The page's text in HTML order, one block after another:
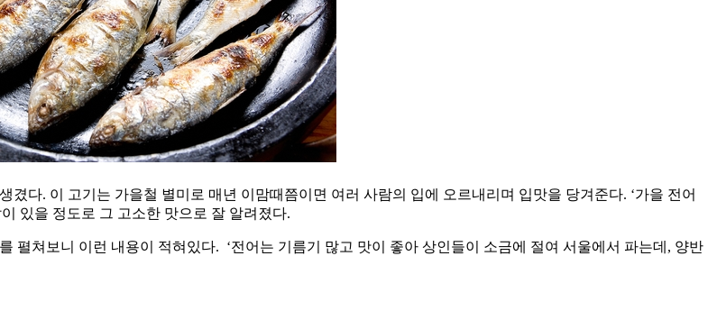
다. 이 고기는 가을철 별미로 매년 이맘때쯤이면 여러 사람의 입에 오르내리며 입맛을 당겨준다. ‘가을 전어
있을 정도로 그 고소한 맛으로 잘 알려졌다.
펼쳐보니 이런 내용이 적혀있다. ‘전어는 기름기 많고 맛이 좋아 상인들이 소금에 절여 서울에서 파는데, 양반